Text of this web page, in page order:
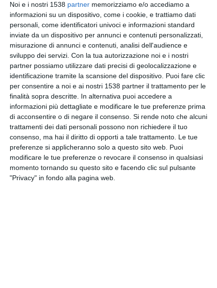
Noi e i nostri 1538 partner memorizziamo e/o accediamo a
informazioni su un dispositivo, come i cookie, e trattiamo dati
personali, come identificatori univoci e informazioni standard
inviate da un dispositivo per annunci e contenuti personalizzati,
misurazione di annunci e contenuti, analisi dell'audience e
sviluppo dei servizi. Con la tua autorizzazione noi e i nostri
partner possiamo utilizzare dati precisi di geolocalizzazione e
identificazione tramite la scansione del dispositivo. Puoi fare clic
per consentire a noi e ai nostri 1538 partner il trattamento per le
finalità sopra descritte. In alternativa puoi accedere a
informazioni più dettagliate e modificare le tue preferenze prima
di acconsentire o di negare il consenso. Si rende noto che alcuni
trattamenti dei dati personali possono non richiedere il tuo
consenso, ma hai il diritto di opporti a tale trattamento. Le tue
preferenze si applicheranno solo a questo sito web. Puoi
modificare le tue preferenze o revocare il consenso in qualsiasi
momento tornando su questo sito e facendo clic sul pulsante
"Privacy" in fondo alla pagina web.
INVIA QUESTA CARTOLINA
via Email(GRATUITO)
CONDIVIDI QUESTA
CARTOLINA
Facebook, Twitter, WhatsApp, ...